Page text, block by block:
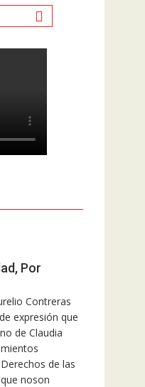
Por
Contreras
expresión que
de Claudia
de las
noson